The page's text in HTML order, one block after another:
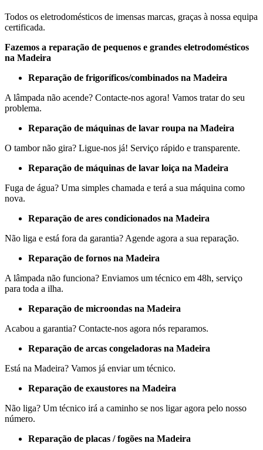
Todos os eletrodomésticos de imensas marcas, graças à nossa equipa
certificada.
Fazemos a reparação de pequenos e grandes eletrodomésticos
na Madeira
Reparação de frigoríficos/combinados na Madeira
A lâmpada não acende? Contacte-nos agora! Vamos tratar do seu
problema.
Reparação de máquinas de lavar roupa na Madeira
O tambor não gira? Ligue-nos já! Serviço rápido e transparente.
Reparação de máquinas de lavar loiça na Madeira
Fuga de água? Uma simples chamada e terá a sua máquina como
nova.
Reparação de ares condicionados na Madeira
Não liga e está fora da garantia? Agende agora a sua reparação.
Reparação de fornos na Madeira
A lâmpada não funciona? Enviamos um técnico em 48h, serviço
para toda a ilha.
Reparação de microondas na Madeira
Acabou a garantia? Contacte-nos agora nós reparamos.
Reparação de arcas congeladoras na Madeira
Está na Madeira? Vamos já enviar um técnico.
Reparação de exaustores na Madeira
Não liga? Um técnico irá a caminho se nos ligar agora pelo nosso
número.
Reparação de placas / fogões na Madeira